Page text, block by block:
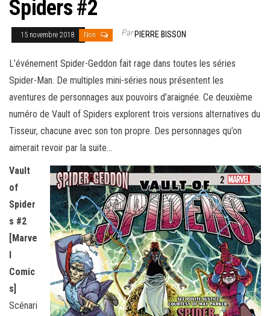
Spiders #2
15 novembre 2018 Non ParPIERRE BISSON
L’événement Spider-Geddon fait rage dans toutes les séries
Spider-Man. De multiples mini-séries nous présentent les
aventures de personnages aux pouvoirs d’araignée. Ce deuxième
numéro de Vault of Spiders explorent trois versions alternatives du
Tisseur, chacune avec son ton propre. Des personnages qu’on
aimerait revoir par la suite…
Vault
of
Spider
s #2
[Marve
l
Comic
s]
Scénari